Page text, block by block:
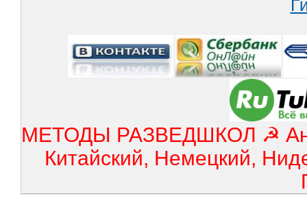
МЕТОДЫ РАЗВЕДШКОЛ ☭
Китайский, Немецкий,